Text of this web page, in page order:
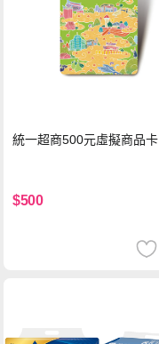
統一超商500元虛擬商品卡
$500